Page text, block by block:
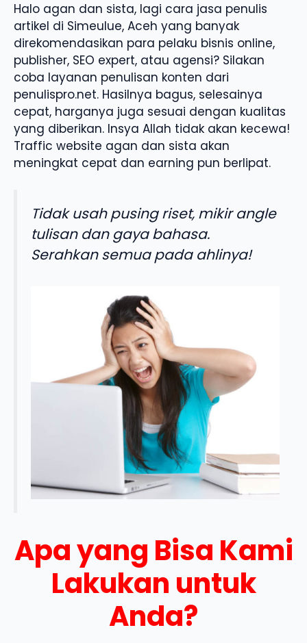
Halo agan dan sista, lagi cara jasa penulis
artikel di Simeulue, Aceh yang banyak
direkomendasikan para pelaku bisnis online,
publisher, SEO expert, atau agensi? Silakan
coba layanan penulisan konten dari
penulispro.net. Hasilnya bagus, selesainya
cepat, harganya juga sesuai dengan kualitas
yang diberikan. Insya Allah tidak akan kecewa!
Traffic website agan dan sista akan
meningkat cepat dan earning pun berlipat.
Tidak usah pusing riset, mikir angle
tulisan dan gaya bahasa.
Serahkan semua pada ahlinya!
Apa yang Bisa Kami
Lakukan untuk
Anda?